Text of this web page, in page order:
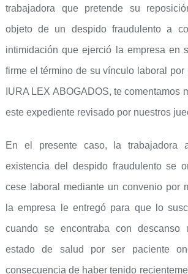
trabajadora que pretende su
objeto de un despido fraudulento a
intimidación que ejerció la empresa en
firme el término de su vínculo laboral por
IURA LEX ABOGADOS, te comentamos
este expediente revisado por nuestros
En el presente caso, la trabajadora
existencia del despido fraudulento se
cese laboral mediante un convenio por
la empresa le entregó para que lo
cuando se encontraba con descanso
estado de salud por ser paciente
consecuencia de haber tenido